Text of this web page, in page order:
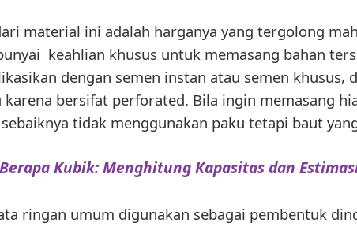
material ini adalah harganya yang tergolong
keahlian khusus untuk memasang bahan
dengan semen instan atau semen khusus,
bersifat perforated. Bila ingin memasang
tidak menggunakan paku tetapi baut
Kubik: Menghitung Kapasitas dan
ringan umum digunakan sebagai pembentuk